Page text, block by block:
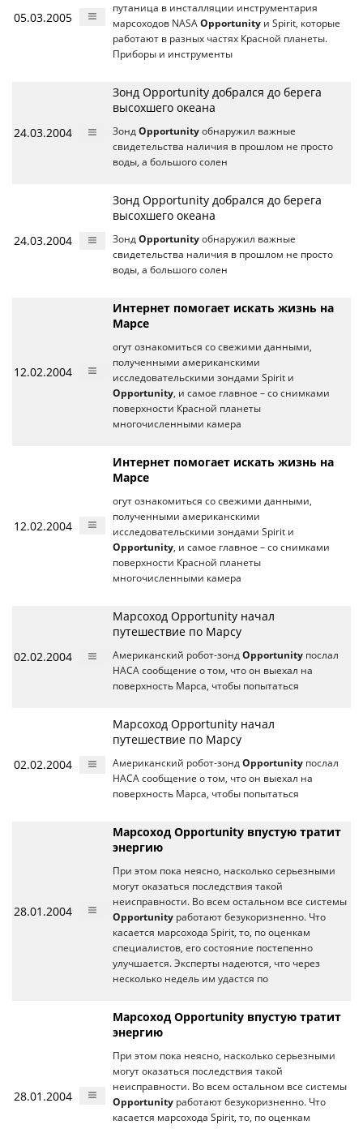
05.03.2005
путаница в инсталляции инструментария
марсоходов NASA Opportunity и Spirit, которые
работают в разных частях Красной планеты.
Приборы и инструменты
24.03.2004
Зонд Opportunity добрался до берега
высохшего океана
Зонд Opportunity обнаружил важные
свидетельства наличия в прошлом не просто
воды, а большого солен
24.03.2004
Зонд Opportunity добрался до берега
высохшего океана
Зонд Opportunity обнаружил важные
свидетельства наличия в прошлом не просто
воды, а большого солен
12.02.2004
Интернет помогает искать жизнь на
Марсе
огут ознакомиться со свежими данными,
полученными американскими
исследовательскими зондами Spirit и
Opportunity , и самое главное – со снимками
поверхности Красной планеты
многочисленными камера
12.02.2004
Интернет помогает искать жизнь на
Марсе
огут ознакомиться со свежими данными,
полученными американскими
исследовательскими зондами Spirit и
Opportunity , и самое главное – со снимками
поверхности Красной планеты
многочисленными камера
02.02.2004
Марсоход Opportunity начал
путешествие по Марсу
Американский робот-зонд Opportunity послал
НАСА сообщение о том, что он выехал на
поверхность Марса, чтобы попытаться
02.02.2004
Марсоход Opportunity начал
путешествие по Марсу
Американский робот-зонд Opportunity послал
НАСА сообщение о том, что он выехал на
поверхность Марса, чтобы попытаться
28.01.2004
Марсоход Opportunity впустую тратит
энергию
При этом пока неясно, насколько серьезными
могут оказаться последствия такой
неисправности. Во всем остальном все системы
Opportunity работают безукоризненно. Что
касается марсохода Spirit, то, по оценкам
специалистов, его состояние постепенно
улучшается. Эксперты надеются, что через
несколько недель им удастся по
28.01.2004
Марсоход Opportunity впустую тратит
энергию
При этом пока неясно, насколько серьезными
могут оказаться последствия такой
неисправности. Во всем остальном все системы
Opportunity работают безукоризненно. Что
касается марсохода Spirit, то, по оценкам